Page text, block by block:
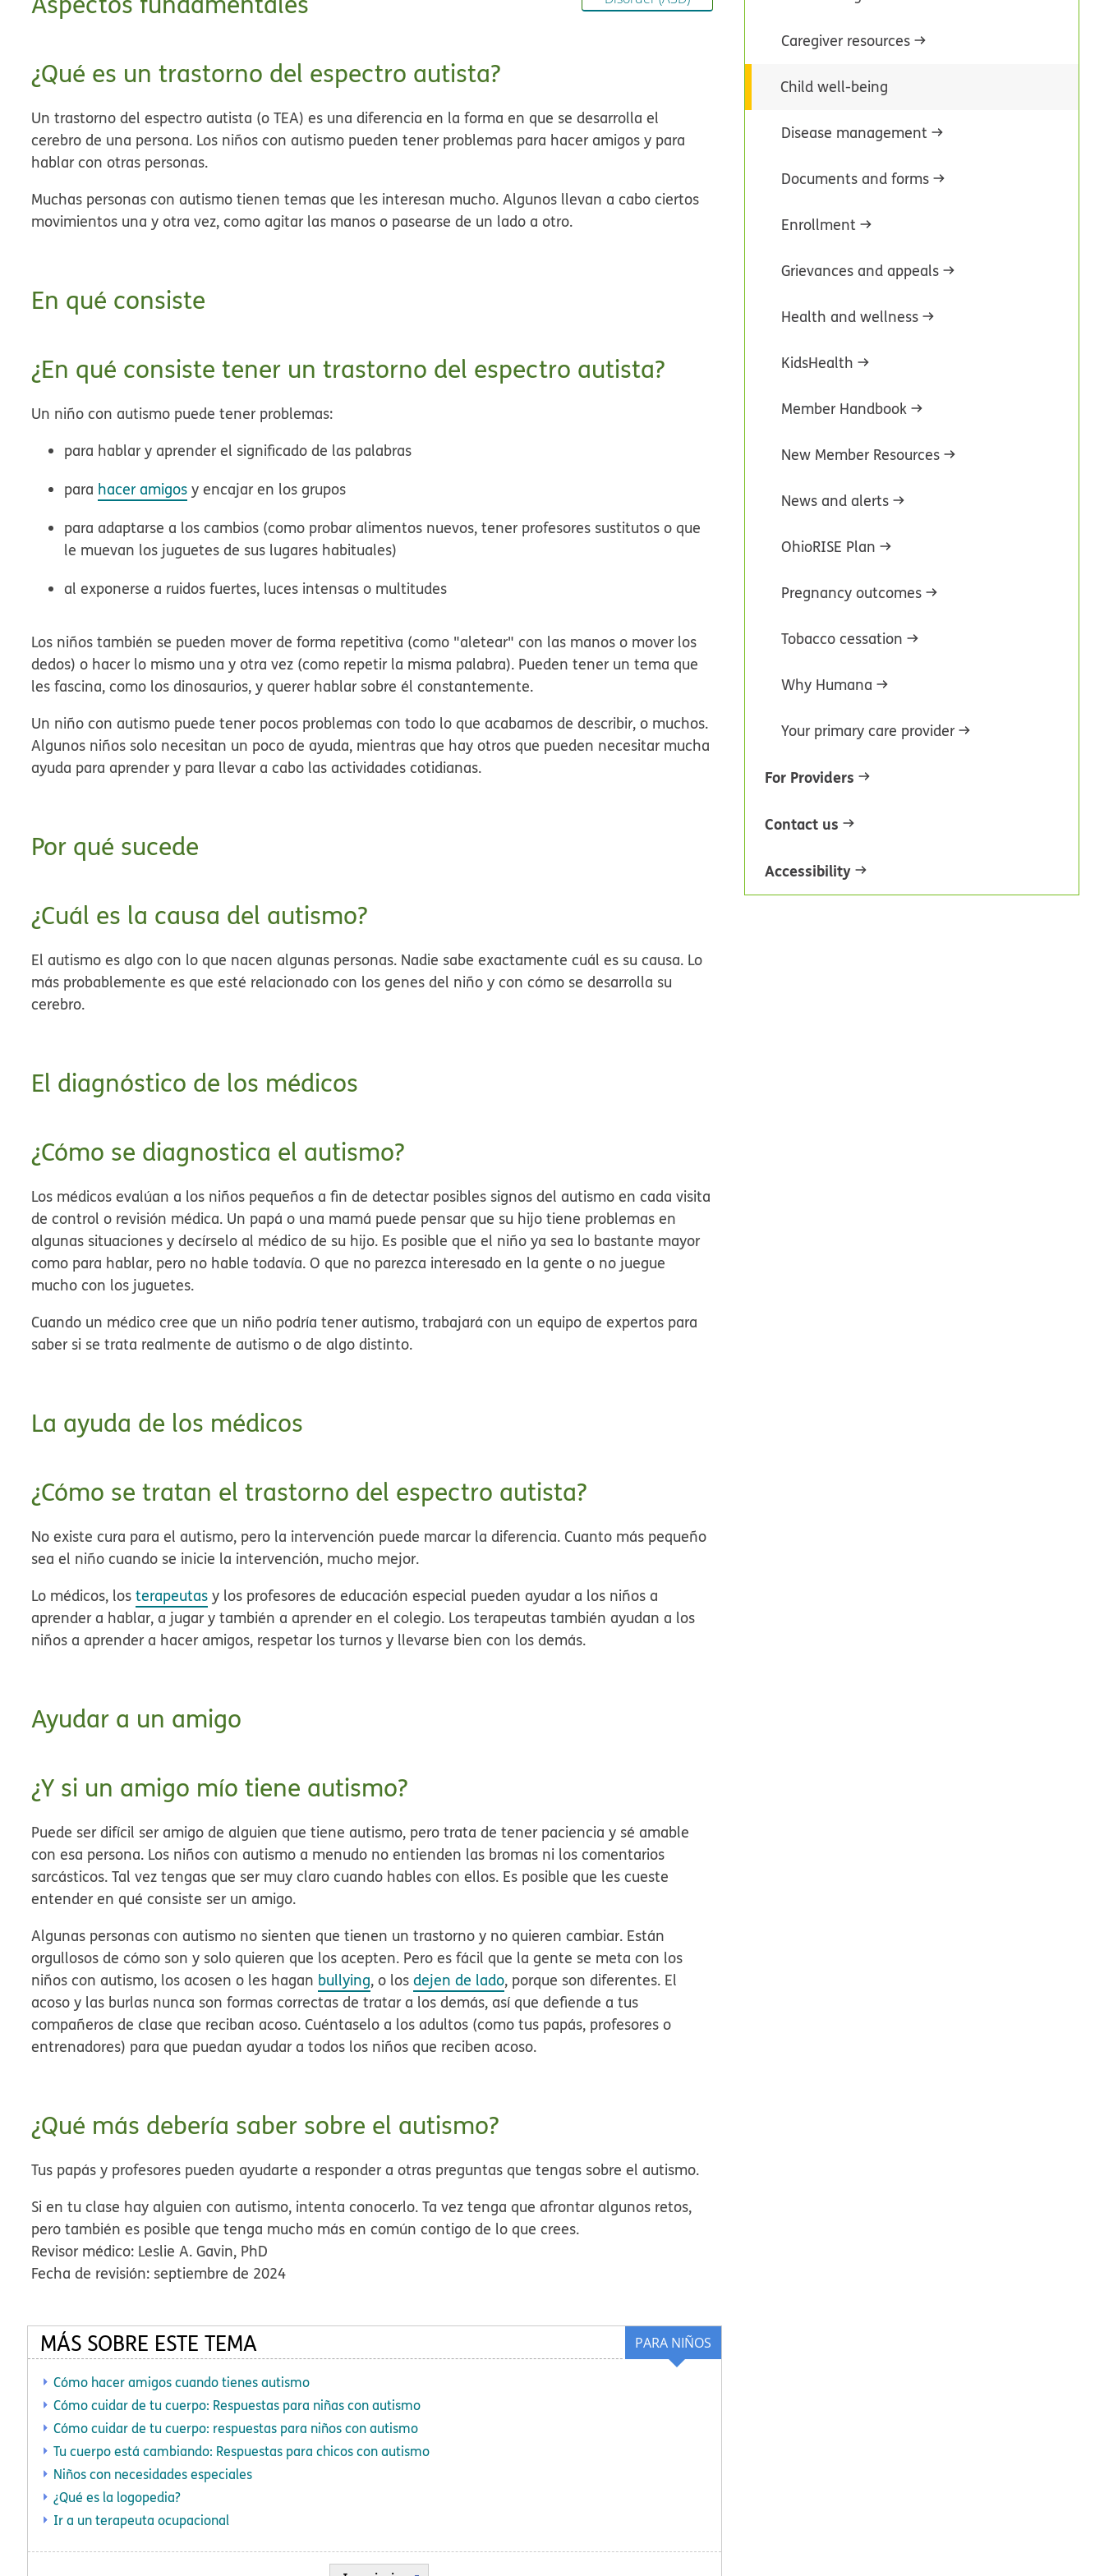
¿Qué es un trastorno del espectro autista?
Un trastorno del espectro autista (o TEA) es una diferencia en la forma en que se desarrolla el
cerebro de una persona. Los niños con autismo pueden tener problemas para hacer amigos y para
hablar con otras personas.
Muchas personas con autismo tienen temas que les interesan mucho. Algunos llevan a cabo ciertos
movimientos una y otra vez, como agitar las manos o pasearse de un lado a otro.
En qué consiste
¿En qué consiste tener un trastorno del espectro autista?
Un niño con autismo puede tener problemas:
para hablar y aprender el significado de las palabras
para hacer amigos y encajar en los grupos
para adaptarse a los cambios (como probar alimentos nuevos, tener profesores sustitutos o que
le muevan los juguetes de sus lugares habituales)
al exponerse a ruidos fuertes, luces intensas o multitudes
Los niños también se pueden mover de forma repetitiva (como "aletear" con las manos o mover los
dedos) o hacer lo mismo una y otra vez (como repetir la misma palabra). Pueden tener un tema que
les fascina, como los dinosaurios, y querer hablar sobre él constantemente.
Un niño con autismo puede tener pocos problemas con todo lo que acabamos de describir, o muchos.
Algunos niños solo necesitan un poco de ayuda, mientras que hay otros que pueden necesitar mucha
ayuda para aprender y para llevar a cabo las actividades cotidianas.
Por qué sucede
¿Cuál es la causa del autismo?
El autismo es algo con lo que nacen algunas personas. Nadie sabe exactamente cuál es su causa. Lo
más probablemente es que esté relacionado con los genes del niño y con cómo se desarrolla su
cerebro.
El diagnóstico de los médicos
¿Cómo se diagnostica el autismo?
Los médicos evalúan a los niños pequeños a fin de detectar posibles signos del autismo en cada visita
de control o revisión médica. Un papá o una mamá puede pensar que su hijo tiene problemas en
algunas situaciones y decírselo al médico de su hijo. Es posible que el niño ya sea lo bastante mayor
como para hablar, pero no hable todavía. O que no parezca interesado en la gente o no juegue
mucho con los juguetes.
Cuando un médico cree que un niño podría tener autismo, trabajará con un equipo de expertos para
saber si se trata realmente de autismo o de algo distinto.
La ayuda de los médicos
¿Cómo se tratan el trastorno del espectro autista?
No existe cura para el autismo, pero la intervención puede marcar la diferencia. Cuanto más pequeño
sea el niño cuando se inicie la intervención, mucho mejor.
Lo médicos, losterapeutas y los profesores de educación especial pueden ayudar a los niños a
aprender a hablar, a jugar y también a aprender en el colegio. Los terapeutas también ayudan a los
niños a aprender a hacer amigos, respetar los turnos y llevarse bien con los demás.
Ayudar a un amigo
¿Y si un amigo mío tiene autismo?
Puede ser difícil ser amigo de alguien que tiene autismo, perotrata de tener paciencia y sé amable
con esa persona. Los niños con autismo a menudo no entienden las bromas ni los comentarios
sarcásticos. Tal vez tengas que ser muy claro cuando hables con ellos. Es posible que les cueste
entender en qué consiste ser un amigo.
Algunas personas con autismo no sienten que tienen un trastorno y no quieren cambiar. Están
orgullosos de cómo son y solo quieren que los acepten. Pero es fácil que la gente se meta con los
niños con autismo, los acosen o les hagan bullying, o losdejen de lado, porque son diferentes. El
acoso y las burlas nunca son formas correctas de tratar a los demás, así que defiende a tus
compañeros de clase que reciban acoso. Cuéntaselo a los adultos (como tus papás, profesores o
entrenadores) para que puedan ayudar a todos los niños que reciben acoso.
¿Qué más debería saber sobre el autismo?
Tus papás y profesores pueden ayudarte a responder a otras preguntas que tengas sobre el autismo.
Si en tu clase hay alguien con autismo, intenta conocerlo. Ta vez tenga que afrontar algunos retos,
pero también es posible que tenga mucho más en común contigo de lo que crees.
Revisor médico: Leslie A. Gavin, PhD
Fecha de revisión: septiembre de 2024
PARA NIÑOS
MÁS SOBRE ESTE TEMA
Cómo hacer amigos cuando tienes autismo
Cómo cuidar de tu cuerpo: Respuestas para niñas con autismo
Cómo cuidar de tu cuerpo: respuestas para niños con autismo
Tu cuerpo está cambiando: Respuestas para chicos con autismo
Niños con necesidades especiales
¿Qué es la logopedia?
Ir a un terapeuta ocupacional
Caregiver resources
Child well-being
Disease management
Documents and forms
Enrollment
Grievances and appeals
Health and wellness
KidsHealth
Member Handbook
New Member Resources
News and alerts
OhioRISE Plan
Pregnancy outcomes
Tobacco cessation
Why Humana
Your primary care provider
For Providers
Contact us
Accessibility